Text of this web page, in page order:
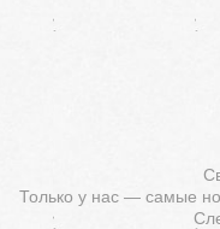
Только у нас — самые